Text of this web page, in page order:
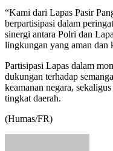
“Kami dari Lapas Pasir
berpartisipasi dalam
sinergi antara Polri dan
lingkungan yang aman dan
Partisipasi Lapas dalam
dukungan terhadap
keamanan negara,
tingkat daerah.
(Humas/FR)